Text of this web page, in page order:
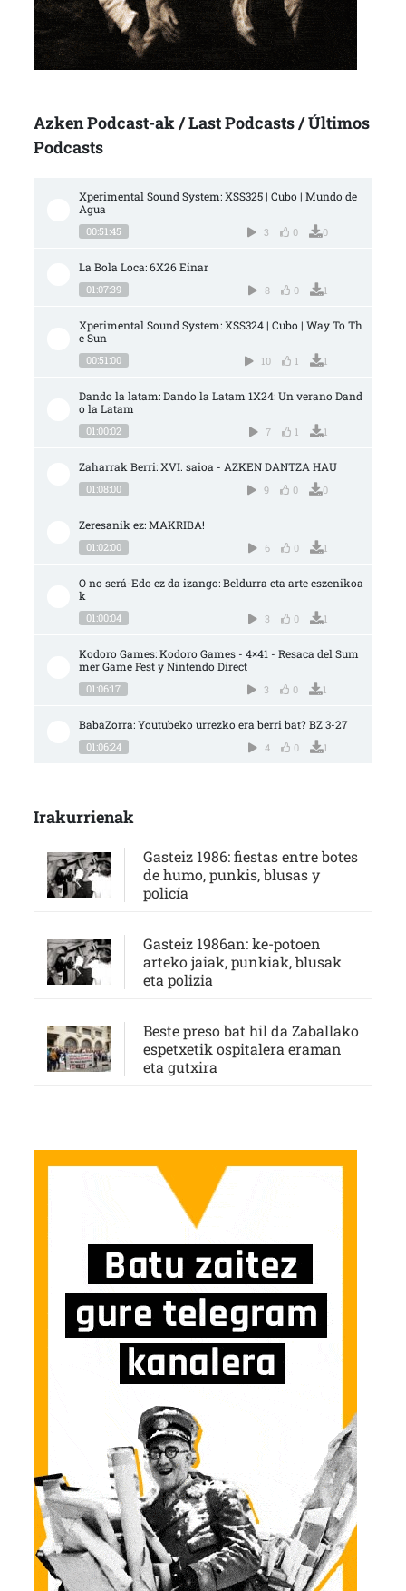
Azken Podcast-ak / Last Podcasts / Últimos
Podcasts
Xperimental Sound System: XSS325 | Cubo | Mundo de
Agua
00:51:45 3 0 0
La Bola Loca: 6X26 Einar
01:07:39 8 0 1
Xperimental Sound System: XSS324 | Cubo | Way To Th
e Sun
00:51:00 10 1 1
Dando la latam: Dando la Latam 1X24: Un verano Dand
o la Latam
01:00:02 7 1 1
Zaharrak Berri: XVI. saioa - AZKEN DANTZA HAU
01:08:00 9 0 0
Zeresanik ez: MAKRIBA!
01:02:00 6 0 1
O no será-Edo ez da izango: Beldurra eta arte eszenikoa
k
01:00:04 3 0 1
Kodoro Games: Kodoro Games - 4×41 - Resaca del Sum
mer Game Fest y Nintendo Direct
01:06:17 3 0 1
BabaZorra: Youtubeko urrezko era berri bat? BZ 3-27
01:06:24 4 0 1
Irakurrienak
Gasteiz 1986: fiestas entre botes
de humo, punkis, blusas y
policía
Gasteiz 1986an: ke-potoen
arteko jaiak, punkiak, blusak
eta polizia
Beste preso bat hil da Zaballako
espetxetik ospitalera eraman
eta gutxira